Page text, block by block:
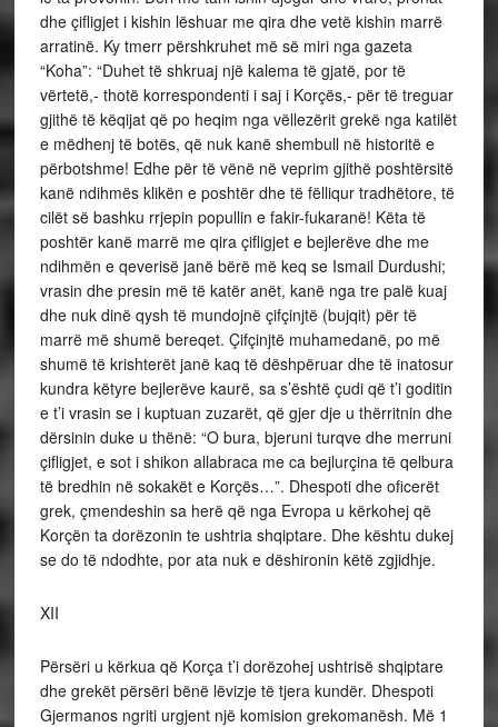
dhe çifligjet i kishin lëshuar me qira dhe vetë kishin marrë
arratinë. Ky tmerr përshkruhet më së miri nga gazeta
“Koha”: “Duhet të shkruaj një kalema të gjatë, por të
vërtetë,- thotë korrespondenti i saj i Korçës,- për të treguar
gjithë të këqijat që po heqim nga vëllezërit grekë nga katilët
e mëdhenj të botës, që nuk kanë shembull në historitë e
përbotshme! Edhe për të vënë në veprim gjithë poshtërsitë
kanë ndihmës klikën e poshtër dhe të fëlliqur tradhëtore, të
cilët së bashku rrjepin popullin e fakir-fukaranë! Këta të
poshtër kanë marrë me qira çifligjet e bejlerëve dhe me
ndihmën e qeverisë janë bërë më keq se Ismail Durdushi;
vrasin dhe presin më të katër anët, kanë nga tre palë kuaj
dhe nuk dinë qysh të mundojnë çifçinjtë (bujqit) për të
marrë më shumë bereqet. Çifçinjtë muhamedanë, po më
shumë të krishterët janë kaq të dëshpëruar dhe të inatosur
kundra këtyre bejlerëve kaurë, sa s’është çudi që t’i goditin
e t’i vrasin se i kuptuan zuzarët, që gjer dje u thërritnin dhe
dërsinin duke u thënë: “O bura, bjeruni turqve dhe merruni
çifligjet, e sot i shikon allabraca me ca bejlurçina të qelbura
të bredhin në sokakët e Korçës…”. Dhespoti dhe oficerët
grek, çmendeshin sa herë që nga Evropa u kërkohej që
Korçën ta dorëzonin te ushtria shqiptare. Dhe kështu dukej
se do të ndodhte, por ata nuk e dëshironin këtë zgjidhje.
XII
Përsëri u kërkua që Korça t’i dorëzohej ushtrisë shqiptare
dhe grekët përsëri bënë lëvizje të tjera kundër. Dhespoti
Gjermanos ngriti urgjent një komision grekomanësh. Më 1